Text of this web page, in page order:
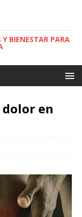
BIENESTAR PARA
en